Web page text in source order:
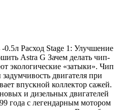
Расход Stage 1: Улучшение
Astra G Зачем делать чип-
экологические «затыки». Чип
двигателя при
впускной коллектор сажей.
и дизельных двигателей
года с легендарным мотором